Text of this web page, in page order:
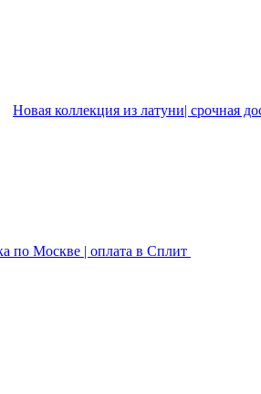
Новая коллекция из латуни| срочная
по Москве | оплата в Сплит